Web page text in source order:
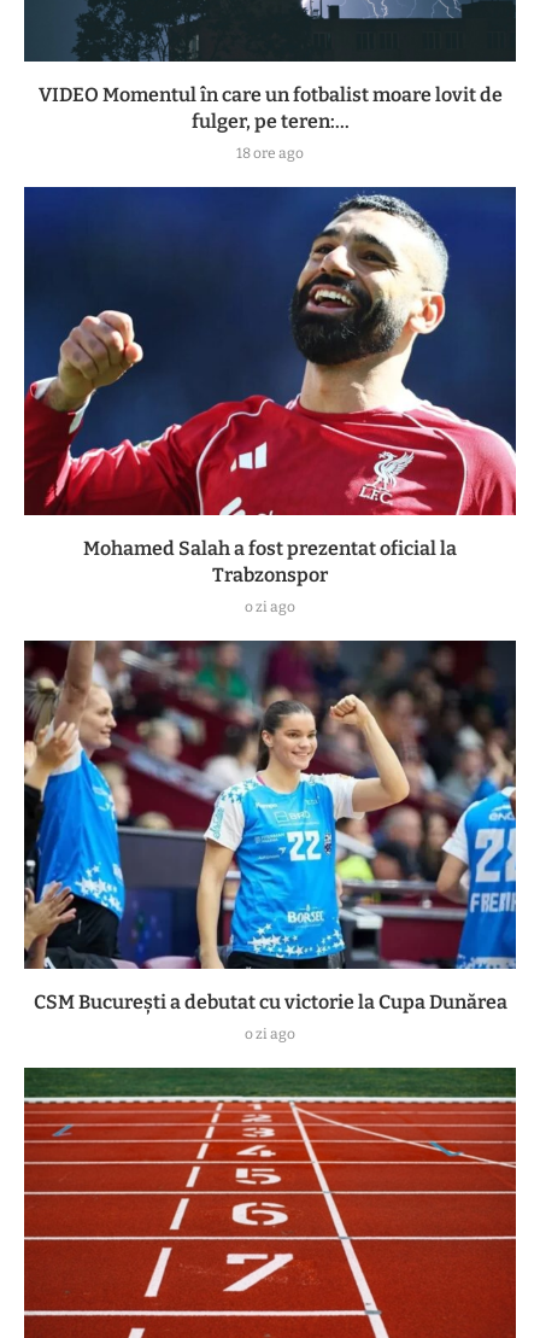
VIDEO Momentul în care un fotbalist moare lovit de
fulger, pe teren:...
18 ore ago
Mohamed Salah a fost prezentat oficial la
Trabzonspor
o zi ago
CSM București a debutat cu victorie la Cupa Dunărea
o zi ago